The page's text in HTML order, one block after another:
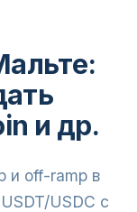
и др.
и off-ramp в
USDC с